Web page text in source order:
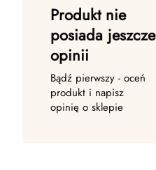
Produkt nie
posiada jeszcze
opinii
Bądź pierwszy - oceń
produkt i napisz
opinię o sklepie